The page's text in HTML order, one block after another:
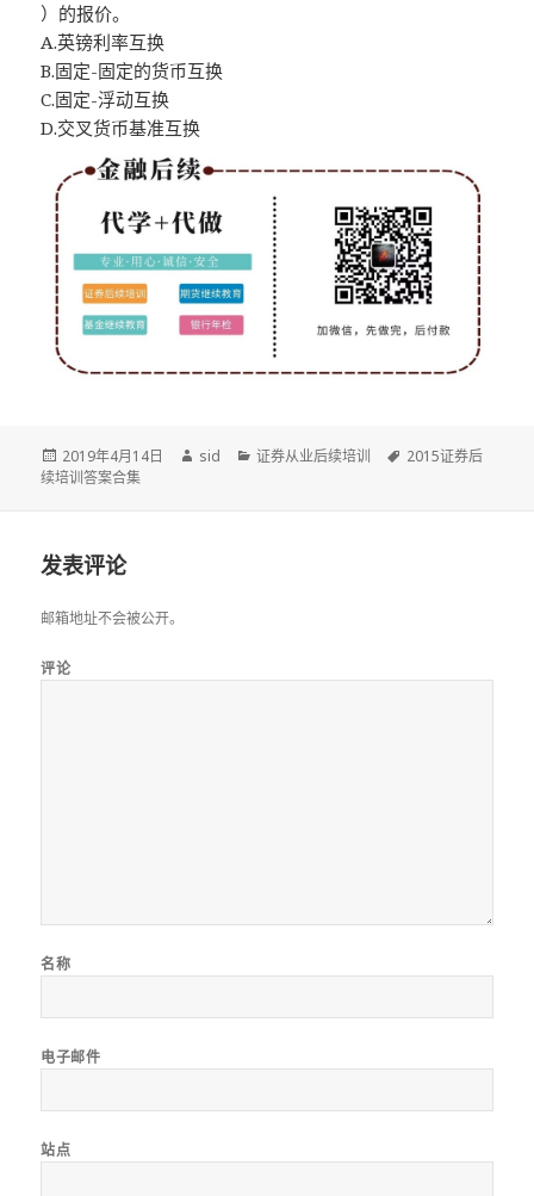
）的报价。
A.英镑利率互换
B.固定-固定的货币互换
C.固定-浮动互换
D.交叉货币基准互换
发
布
2019年4月14日
作
sid
分
证券从业后续培训
标
2015证券后
续培训答案合集
发表评论
邮箱地址不会被公开。
评论
名称
电子邮件
站点